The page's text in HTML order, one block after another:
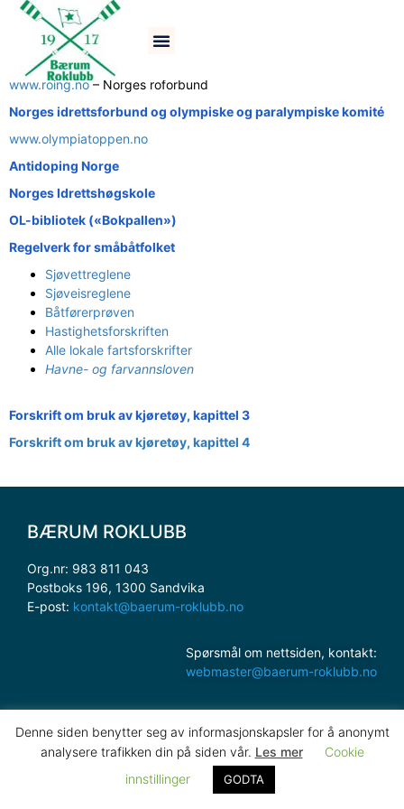
Nyttige linker
www.roing.no– Norges roforbund
Norges idrettsforbund og olympiske og paralympiske komité
www.olympiatoppen.no
Antidoping Norge
Norges Idrettshøgskole
OL-bibliotek («Bokpallen»)
Regelverk for småbåtfolket
Sjøvettreglene
Sjøveisreglene
Båtførerprøven
Hastighetsforskriften
Alle lokale fartsforskrifter
Havne- og farvannsloven
Forskrift om bruk av kjøretøy, kapittel 3
Forskrift om bruk av kjøretøy, kapittel 4
BÆRUM ROKLUBB
Org.nr: 983 811 043
Postboks 196, 1300 Sandvika
E-post: kontakt@baerum-roklubb.no
Spørsmål om nettsiden, kontakt:
webmaster@baerum-roklubb.no
Denne siden benytter seg av informasjonskapsler for å anonymt
analysere trafikken din på siden vår. Les mer
Cookie
innstillinger
GODTA